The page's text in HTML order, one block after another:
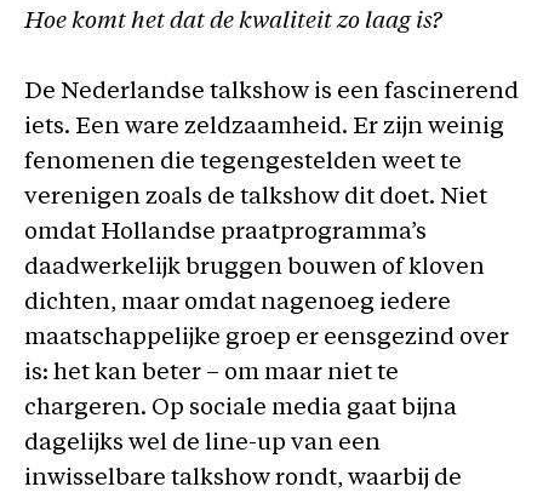
Hoe komt het dat de kwaliteit zo laag is?
De Nederlandse talkshow is een fascinerend
iets. Een ware zeldzaamheid. Er zijn weinig
fenomenen die tegengestelden weet te
verenigen zoals de talkshow dit doet. Niet
omdat Hollandse praatprogramma’s
daadwerkelijk bruggen bouwen of kloven
dichten, maar omdat nagenoeg iedere
maatschappelijke groep er eensgezind over
is: het kan beter – om maar niet te
chargeren. Op sociale media gaat bijna
dagelijks wel de line-up van een
inwisselbare talkshow rondt, waarbij de